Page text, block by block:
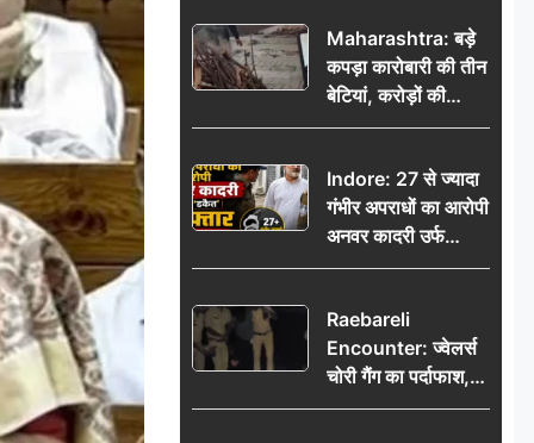
उठाया लाभ
Maharashtra: बड़े
कपड़ा कारोबारी की तीन
बेटियां, करोड़ों की
कमाई… फिर भी पिता
अंतिम दिन, 5100 रुपये
भेजकर कहा– अंतिम
संस्कार कर दीजिए हम
नहीं आ पाएंगे
Indore: 27 से ज्यादा
गंभीर अपराधों का आरोपी
अनवर कादरी उर्फ
‘डकैत’ गिरफ्तार, इंदौर
Raebareli
Encounter: ज्वेलर्स
चोरी गैंग का पर्दाफाश,
पुलिस मुठभेड़ में दो